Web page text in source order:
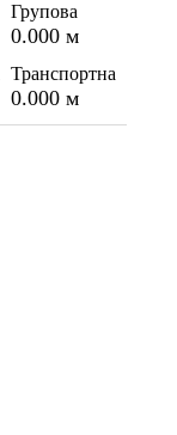
Групова
0.000 м
Транспортна
0.000 м